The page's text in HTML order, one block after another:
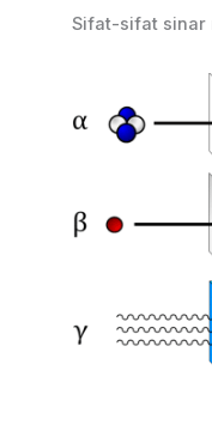
Sifat-sifat sinar